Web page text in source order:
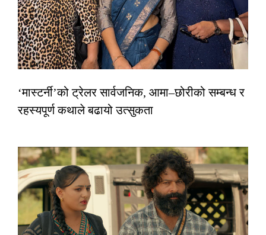
‘मास्टर्नी’को ट्रेलर सार्वजनिक, आमा–छोरीको सम्बन्ध र
रहस्यपूर्ण कथाले बढायो उत्सुकता